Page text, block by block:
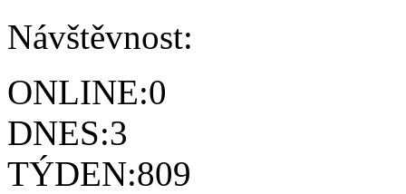
Návštěvnost:
ONLINE:0
DNES:3
TÝDEN:809